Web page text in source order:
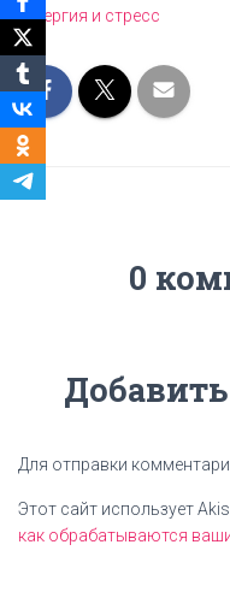
энергия и стресс
0
Для отправки
Этот сайт использует
как обрабатываются